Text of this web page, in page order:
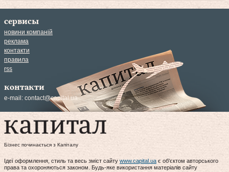
сервисы
новини компаній
реклама
контакти
правила
rss
контакти
e-mail: contact@capital.ua
Бізнес починається з Капіталу
Ідеї оформлення, стиль та весь зміст сайту www.capital.uaє об'єктом авторського
права та охороняються законом. Будь-яке використання матеріалів сайту